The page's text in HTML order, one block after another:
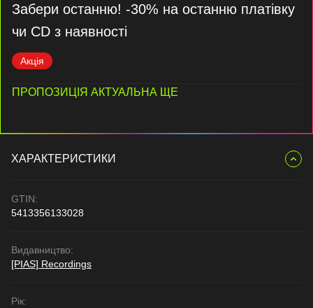
Забери останню! -30% на останню платівку
чи CD з наявності
Акція
ПРОПОЗИЦІЯ АКТУАЛЬНА ЩЕ
ХАРАКТЕРИСТИКИ
GTIN:
5413356133028
Видавництво:
[PIAS] Recordings
Рік: